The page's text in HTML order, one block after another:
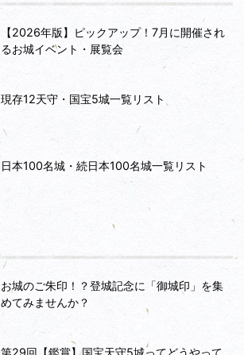
【2026年版】ピックアップ！7月に開催され
るお城イベント・展覧会
現存12天守・国宝5城一覧リスト
日本100名城・続日本100名城一覧リスト
お城のご朱印！？登城記念に「御城印」を集
めてみませんか？